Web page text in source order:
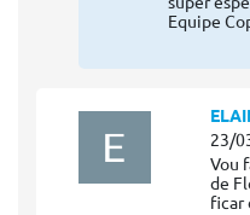
Equipe
23/
Vou
de
ficar